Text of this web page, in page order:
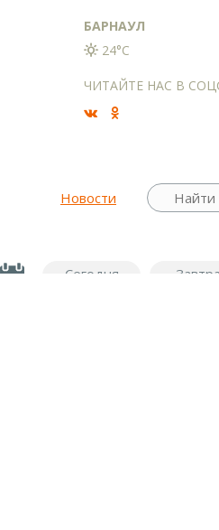
БАРНАУЛ
24°C
ЧИТАЙТЕ НАС В
Новости
Сегодня
Завтра